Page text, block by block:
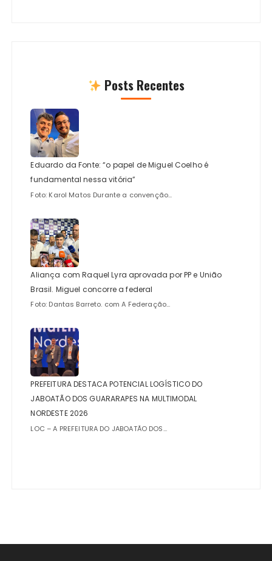
Posts Recentes
Eduardo da Fonte: “o papel de Miguel Coelho é
fundamental nessa vitória”
Foto: Karol Matos Durante a convenção...
Aliança com Raquel Lyra aprovada por PP e União
Brasil. Miguel concorre a federal
Foto: Dantas Barreto. com A Federação...
PREFEITURA DESTACA POTENCIAL LOGÍSTICO DO
JABOATÃO DOS GUARARAPES NA MULTIMODAL
NORDESTE 2026
LOC – A PREFEITURA DO JABOATÃO DOS...